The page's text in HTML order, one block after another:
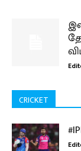
CRICKET